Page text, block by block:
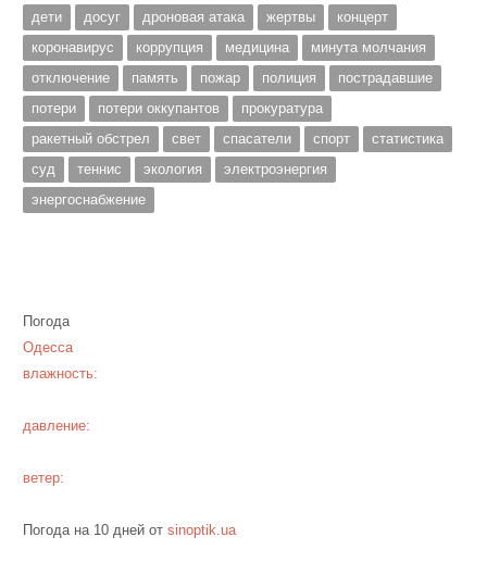
дети
досуг дроновая атака жертвы
концерт
коронавирус
коррупция медицина
минута молчания
отключение
память пожар полиция
пострадавшие
потери
потери оккупантов
прокуратура
ракетный обстрел
свет спасатели спорт
статистика
суд
теннис экология
электроэнергия
энергоснабжение
Погода
Одесса
влажность:
давление:
ветер:
Погода на 10 дней от sinoptik.ua